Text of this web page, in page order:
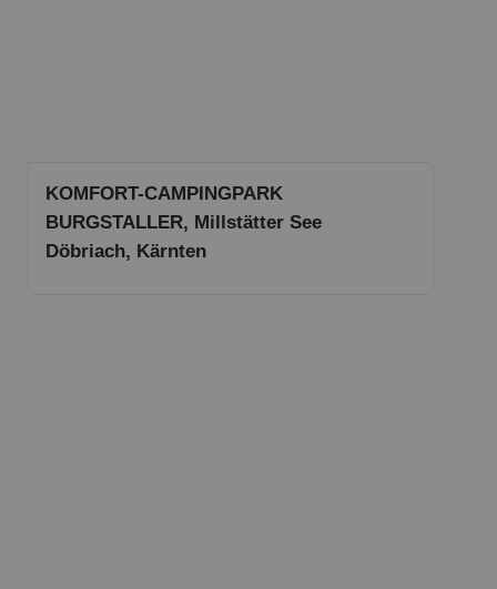
KOMFORT-CAMPINGPARK
BURGSTALLER, Millstätter See
Döbriach, Kärnten